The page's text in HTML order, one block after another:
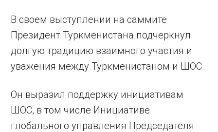
В своем выступлении на саммите
Президент Туркменистана подчеркнул
долгую традицию взаимного участия и
уважения между Туркменистаном и ШОС.
Он выразил поддержку инициативам
ШОС, в том числе Инициативе
глобального управления Председателя